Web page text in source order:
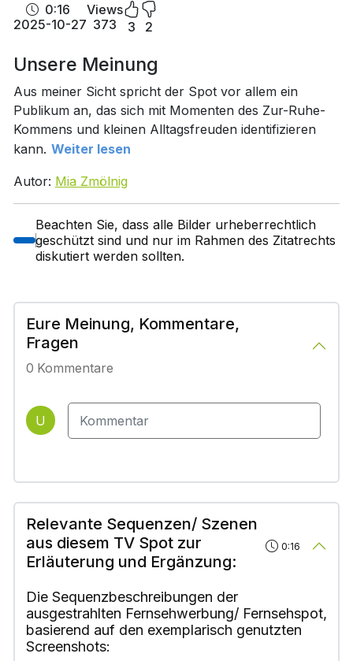
0:16
2025-10-27
Views
373
3 2
Unsere Meinung
Aus meiner Sicht spricht der Spot vor allem ein
Publikum an, das sich mit Momenten des Zur-Ruhe-
Kommens und kleinen Alltagsfreuden identifizieren
kann. Weiter lesen
Autor: Mia Zmölnig
Beachten Sie, dass alle Bilder urheberrechtlich
geschützt sind und nur im Rahmen des Zitatrechts
diskutiert werden sollten.
Eure Meinung, Kommentare,
Fragen
0 Kommentare
U
Relevante Sequenzen/ Szenen
aus diesem TV Spot zur
Erläuterung und Ergänzung:
0:16
Die Sequenzbeschreibungen der
ausgestrahlten Fernsehwerbung/ Fernsehspot,
basierend auf den exemplarisch genutzten
Screenshots: